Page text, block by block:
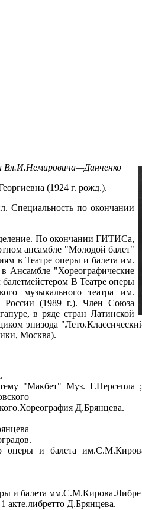
Вл.И.Немировича—Данченко
(1924 г. рожд.).
Специальность по окончании
По окончании ГИТИСа,
ансамбле "Молодой балет"
в Театре оперы и балета им.
Ансамбле "Хореографические
В Театре оперы
музыкального театра им.
(1989 г.). Член Союза
в ряде стран Латинской
эпизода
Москва).
"Макбет" Муз. Г.Персепла
Д.Брянцева.
и балета
и балета
Д.Брянцева.